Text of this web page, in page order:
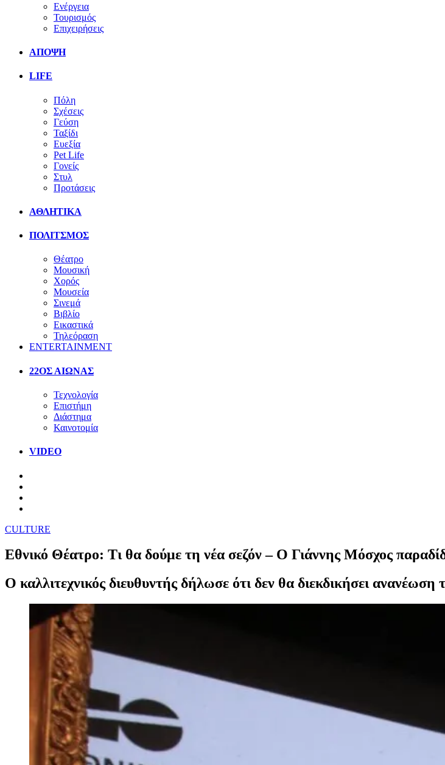
Ενέργεια
Τουρισμός
Επιχειρήσεις
ΑΠΟΨΗ
LIFE
Πόλη
Σχέσεις
Γεύση
Ταξίδι
Ευεξία
Pet Life
Γονείς
Στυλ
Προτάσεις
ΑΘΛΗΤΙΚΑ
ΠΟΛΙΤΣΜΟΣ
Θέατρο
Μουσική
Χορός
Μουσεία
Σινεμά
Βιβλίο
Εικαστικά
Τηλεόραση
ENTERTAINMENT
22ΟΣ ΑΙΩΝΑΣ
Τεχνολογία
Επιστήμη
Διάστημα
Καινοτομία
VIDEO
CULTURE
Εθνικό Θέατρο: Τι θα δούμε τη νέα σεζόν – Ο Γιάννης Μόσχος
Ο καλλιτεχνικός διευθυντής δήλωσε ότι δεν θα διεκδικήσει ανανέωση